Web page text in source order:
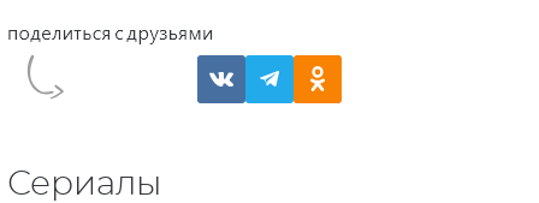
Сериалы